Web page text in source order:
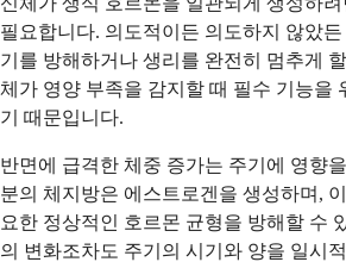
필요합니다. 의도적이든 의도하지 않았
기를 방해하거나 생리를 완전히 멈추게
체가 영양 부족을 감지할 때 필수 기능을
기 때문입니다.
반면에 급격한 체중 증가는 주기에 영향
분의 체지방은 에스트로겐을 생성하며,
요한 정상적인 호르몬 균형을 방해할 수
의 변화조차도 주기의 시기와 양을 일시